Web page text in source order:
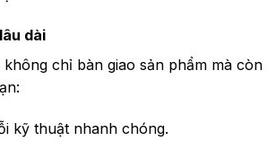
dài
không chỉ bàn giao sản phẩm mà còn
kỹ thuật nhanh chóng.